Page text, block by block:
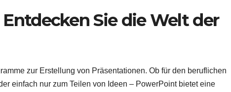
Sie die Welt der
zur Erstellung von Präsentationen. Ob für den beruflichen
einfach nur zum Teilen von Ideen – PowerPoint bietet eine